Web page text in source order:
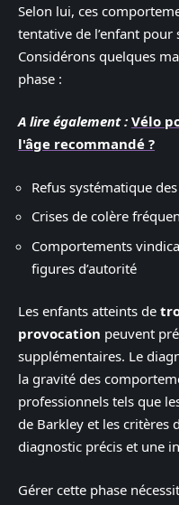
Selon lui, ces
tentative de l’enfant pour
Considérons quelques
phase :
A lire également : Vélo
l'âge recommandé ?
Refus systématique
Crises de colère
Comportements
figures d’autorité
Les enfants atteints de
provocation peuvent
supplémentaires. Le
la gravité des
professionnels tels que
de Barkley et les critères
diagnostic précis et une
Gérer cette phase